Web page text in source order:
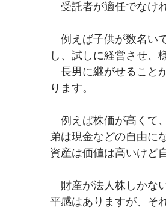
受託者が適任でなけ
例えば子供が数名い
し、試しに経営させ、
長男に継がせること
ります。
例えば株価が高くて
弟は現金などの自由に
資産は価値は高いけど
財産が法人株しかな
平感はありますが、そ